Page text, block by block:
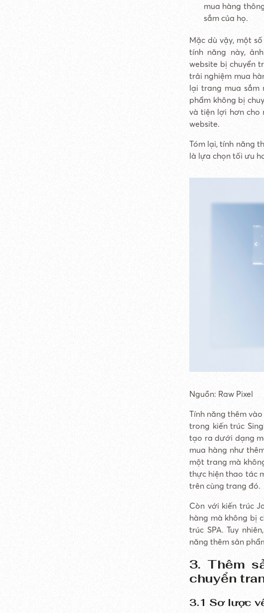
mua hàng
sắm của họ.
Mặc dù vậy, một
tính năng này,
website bị chuyển
trải nghiệm mua
lại trang mua sắm
phẩm không bị
và tiện lợi hơn cho
website.
Tóm lại, tính năng
là lựa chọn tối ưu
Nguồn: Raw Pixel
Tính năng thêm
trong kiến trúc
tạo ra dưới dạng
mua hàng như
một trang mà
thực hiện thao tác
trên cùng trang đó.
Còn với kiến trúc
hàng mà không bị
trúc SPA. Tuy
năng thêm sản
3. Thêm
chuyển
3.1 Sơ lược